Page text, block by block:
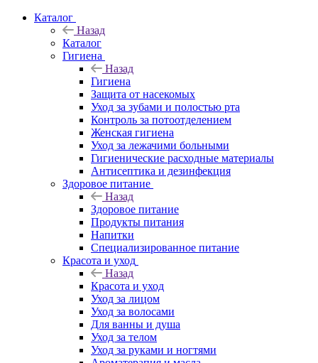
Каталог
Назад
Каталог
Гигиена
Назад
Гигиена
Защита от насекомых
Уход за зубами и полостью рта
Контроль за потоотделением
Женская гигиена
Уход за лежачими больными
Гигиенические расходные материалы
Антисептика и дезинфекция
Здоровое питание
Назад
Здоровое питание
Продукты питания
Напитки
Специализированное питание
Красота и уход
Назад
Красота и уход
Уход за лицом
Уход за волосами
Для ванны и душа
Уход за телом
Уход за руками и ногтями